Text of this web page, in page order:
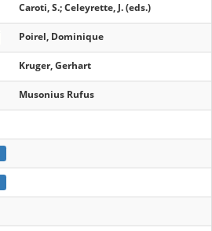
Caroti, S.; Celeyrette, J. (eds.)
Poirel, Dominique
Kruger, Gerhart
Musonius Rufus